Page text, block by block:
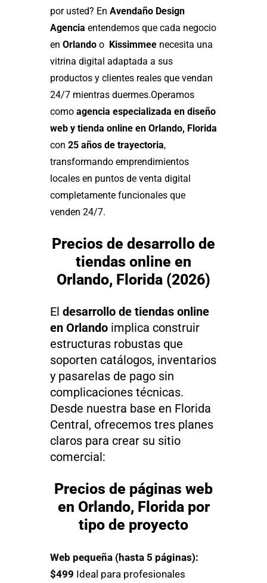
por usted? En Avendaño Design
Agencia entendemos que cada negocio
en Orlando o Kissimmee necesita una
vitrina digital adaptada a sus
productos y clientes reales que vendan
24/7 mientras duermes.Operamos
como agencia especializada en diseño
web y tienda online en Orlando, Florida
con 25 años de trayectoria,
transformando emprendimientos
locales en puntos de venta digital
completamente funcionales que
venden 24/7.
Precios de desarrollo de
tiendas online en
Orlando, Florida (2026)
El desarrollo de tiendas online
en Orlando implica construir
estructuras robustas que
soporten catálogos, inventarios
y pasarelas de pago sin
complicaciones técnicas.
Desde nuestra base en Florida
Central, ofrecemos tres planes
claros para crear su sitio
comercial:
Precios de páginas web
en Orlando, Florida por
tipo de proyecto
Web pequeña (hasta 5 páginas):
$499 Ideal para profesionales